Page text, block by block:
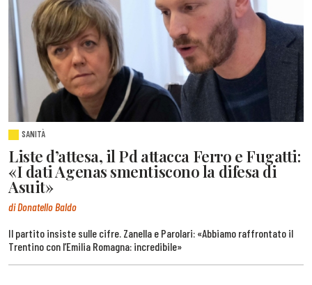
SANITÀ
Liste d’attesa, il Pd attacca Ferro e Fugatti:
«I dati Agenas smentiscono la difesa di
Asuit»
di Donatello Baldo
Il partito insiste sulle cifre. Zanella e Parolari: «Abbiamo raffrontato il
Trentino con l’Emilia Romagna: incredibile»